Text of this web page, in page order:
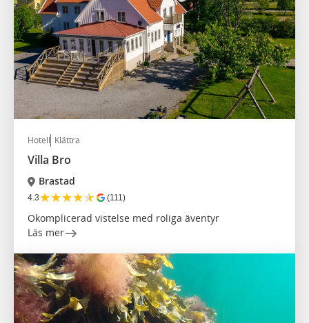
Hotell Klättra
Villa Bro
Brastad
4.3★★★★★ (111)
Okomplicerad vistelse med roliga äventyr
Läs mer